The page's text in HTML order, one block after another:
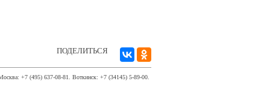
ПОДЕЛИТЬСЯ
+7 (495) 637-08-81. Воткинск: +7 (34145) 5-89-00.